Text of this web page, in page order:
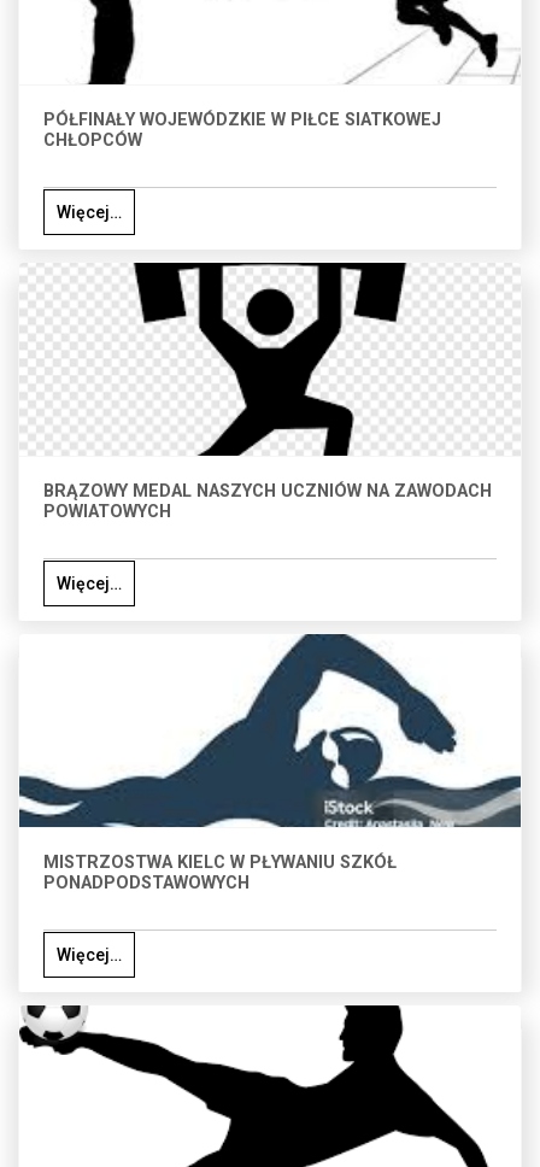
PÓŁFINAŁY WOJEWÓDZKIE W PIŁCE SIATKOWEJ
CHŁOPCÓW
Więcej…
BRĄZOWY MEDAL NASZYCH UCZNIÓW NA ZAWODACH
POWIATOWYCH
Więcej…
MISTRZOSTWA KIELC W PŁYWANIU SZKÓŁ
PONADPODSTAWOWYCH
Więcej…